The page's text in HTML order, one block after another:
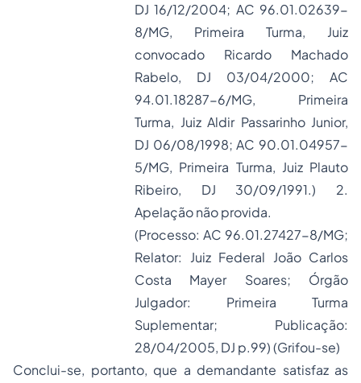
DJ 16/12/2004; AC 96.01.02639-
8/MG, Primeira Turma, Juiz
convocado Ricardo Machado
Rabelo, DJ 03/04/2000; AC
94.01.18287-6/MG, Primeira
Turma, Juiz Aldir Passarinho Junior,
DJ 06/08/1998; AC 90.01.04957-
5/MG, Primeira Turma, Juiz Plauto
Ribeiro, DJ 30/09/1991.) 2.
Apelação não provida.
(Processo: AC 96.01.27427-8/MG;
Relator: Juiz Federal João Carlos
Costa Mayer Soares; Órgão
Julgador: Primeira Turma
Suplementar; Publicação:
28/04/2005, DJ p.99) (Grifou-se)
Conclui-se, portanto, que a demandante satisfaz as